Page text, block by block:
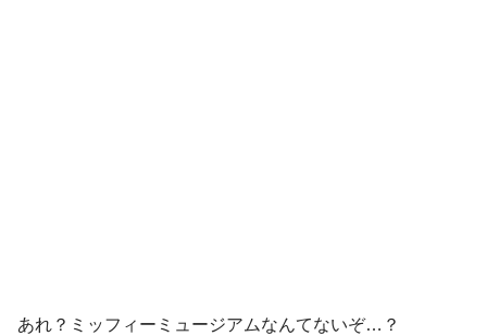
あれ？ミッフィーミュージアムなんてないぞ…？